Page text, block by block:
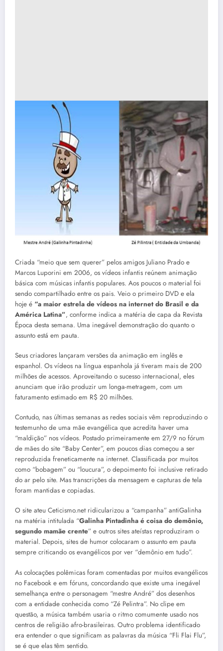
Criada “meio que sem querer” pelos amigos Juliano Prado e
Marcos Luporini em 2006, os vídeos infantis reúnem animação
básica com músicas infantis populares. Aos poucos o material foi
sendo compartilhado entre os pais. Veio o primeiro DVD e ela
hoje é “a maior estrela de vídeos na internet do Brasil e da
América Latina”, conforme indica a matéria de capa da Revista
Época desta semana. Uma inegável demonstração do quanto o
assunto está em pauta.
Seus criadores lançaram versões da animação em inglês e
espanhol. Os vídeos na língua espanhola já tiveram mais de 200
milhões de acessos. Aproveitando o sucesso internacional, eles
anunciam que irão produzir um longa-metragem, com um
faturamento estimado em R$ 20 milhões.
Contudo, nas últimas semanas as redes sociais vêm reproduzindo o
testemunho de uma mãe evangélica que acredita haver uma
“maldição” nos vídeos. Postado primeiramente em 27/9 no fórum
de mães do site “Baby Center”, em poucos dias começou a ser
reproduzida freneticamente na internet. Classificada por muitos
como “bobagem” ou “loucura”, o depoimento foi inclusive retirado
do ar pelo site. Mas transcrições da mensagem e capturas de tela
foram mantidas e copiadas.
O site ateu Ceticismo.net ridicularizou a “campanha” antiGalinha
na matéria intitulada “Galinha Pintadinha é coisa do demônio,
segundo mamãe crente” e outros sites ateístas reproduziram o
material. Depois, sites de humor colocaram o assunto em pauta
sempre criticando os evangélicos por ver “demônio em tudo”.
As colocações polêmicas foram comentadas por muitos evangélicos
no Facebook e em fóruns, concordando que existe uma inegável
semelhança entre o personagem “mestre André” dos desenhos
com a entidade conhecida como “Zé Pelintra”. No clipe em
questão, a música também usaria o ritmo comumente usado nos
centros de religião afro-brasileiras. Outro problema identificado
era entender o que significam as palavras da música “Fli Flai Flu”,
se é que elas têm sentido.